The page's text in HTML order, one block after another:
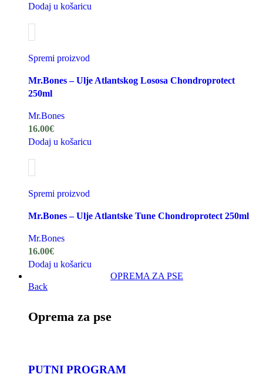
Dodaj u košaricu
Spremi proizvod
Mr.Bones – Ulje Atlantskog Lososa Chondroprotect
250ml
Mr.Bones
16.00€
Dodaj u košaricu
Spremi proizvod
Mr.Bones – Ulje Atlantske Tune Chondroprotect 250ml
Mr.Bones
16.00€
Dodaj u košaricu
OPREMA ZA PSE
Back
Oprema za pse
PUTNI PROGRAM